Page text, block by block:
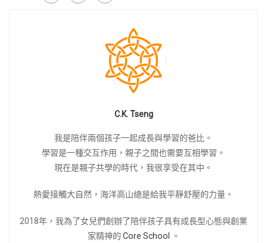
C.K. Tseng
我是陪伴兩個孩子一起成長與學習的爸比。
學習是一種交互作用，親子之間也需要互相學習。
現在是親子共學的時代，我很享受在其中。
熱愛接觸大自然，海洋高山總是給我平靜舒壓的力量。
2018年，我為了女兒們創辦了陪伴孩子具有成長型心態與創業
家精神的 Core School 。